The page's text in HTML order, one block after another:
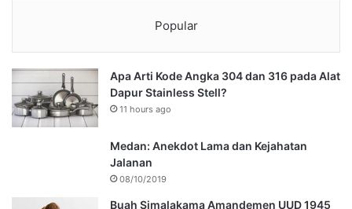
Popular
Apa Arti Kode Angka 304 dan 316 pada Alat
Dapur Stainless Stell?
11 hours ago
Medan: Anekdot Lama dan Kejahatan
Jalanan
08/10/2019
Buah Simalakama Amandemen UUD 1945